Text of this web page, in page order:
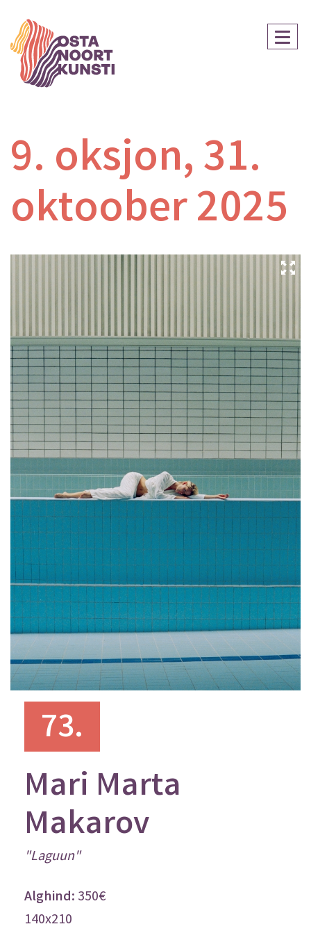
9. oksjon, 31.
oktoober 2025
73.
Mari Marta
Makarov
"Laguun"
350€
140x210